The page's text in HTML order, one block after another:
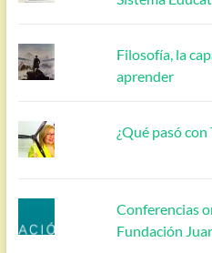
Filosofía, la
aprender
¿Qué pasó
Conferencias
Fundación